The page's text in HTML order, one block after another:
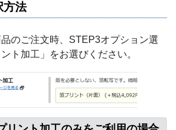
方法
のご注文時、STEP3オプション選
ト加工」をお選びください。